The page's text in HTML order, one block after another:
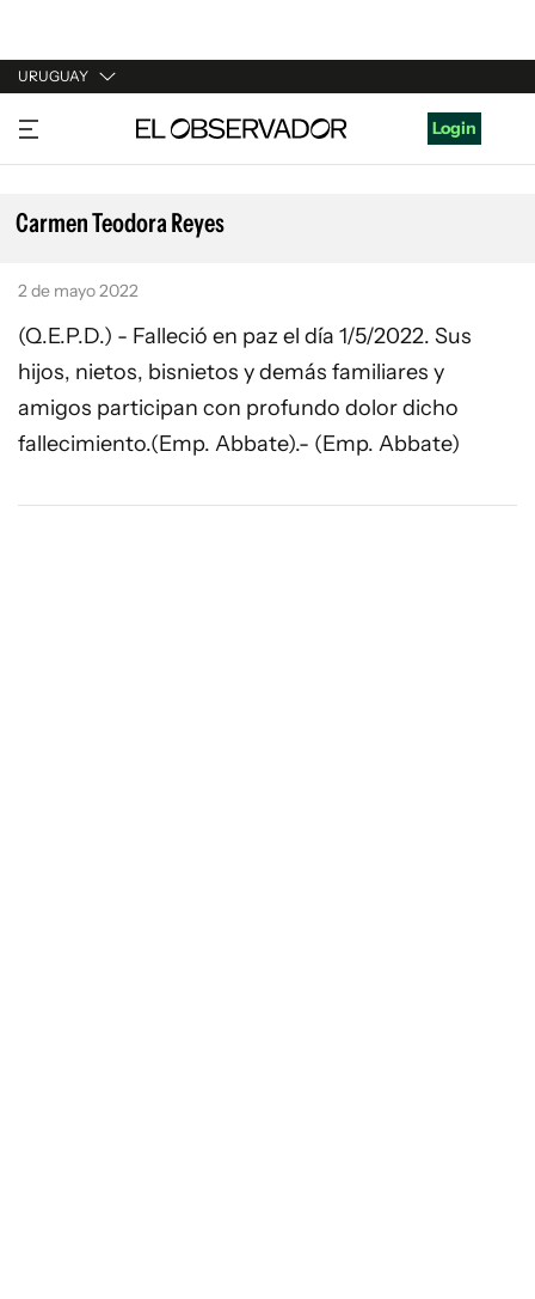
URUGUAY
URUGUAY
ARGENTINA
ESPAÑA
Login
Carmen Teodora Reyes
2 de mayo 2022
(Q.E.P.D.) - Falleció en paz el día 1/5/2022. Sus
hijos, nietos, bisnietos y demás familiares y
amigos participan con profundo dolor dicho
fallecimiento.(Emp. Abbate).- (Emp. Abbate)